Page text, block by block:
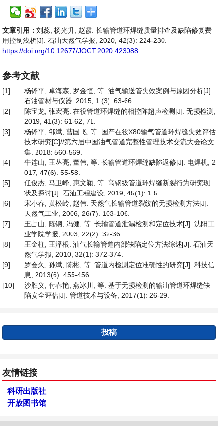
文章引用： 刘蕊, 杨光升, 赵霞. 长输管道环焊缝质量排查及缺陷修复费
用控制浅析[J]. 石油天然气学报, 2020, 42(3): 224-230.
https://doi.org/10.12677/JOGT.2020.423088
参考文献
[1]
杨锋平, 卓海森, 罗金恒, 等. 油气输送管失效案例与原因分析[J].
石油管材与仪器, 2015, 1 (3): 63-66.
[2]
陈宝龙, 张宏亮. 在役管道环焊缝的相控阵超声检测[J]. 无损检测,
2019, 41(3): 61-62, 71.
[3]
杨锋平, 邹斌, 曹国飞, 等. 国产在役X80输气管道环焊缝失效评估
技术研究[C]//第六届中国油气管道完整性管理技术交流大会论文
集. 2018: 560-569.
[4]
牛连山, 王丛亮, 董伟, 等. 长输管道环焊缝缺陷返修[J]. 电焊机, 2
017, 47(6): 55-58.
[5]
任俊杰, 马卫峰, 惠文颖, 等. 高钢级管道环焊缝断裂行为研究现
状及探讨[J]. 石油工程建设, 2019, 45(1): 1-5.
[6]
宋小春, 黄松岭, 赵伟. 天然气长输管道裂纹的无损检测方法[J].
天然气工业, 2006, 26(7): 103-106.
[7]
王占山, 陈钢, 冯健, 等. 长输管道泄漏检测和定位技术[J]. 沈阳工
业学院学报, 2003, 22(2): 32-36.
[8]
王金柱, 王泽根. 油气长输管道内部缺陷定位方法综述[J]. 石油天
然气学报, 2010, 32(1): 372-374.
[9]
罗会久, 孙斌, 陈彬, 等. 管道内检测定位准确性的研究[J]. 科技信
息, 2013(6): 455-456.
[10]
沙胜义, 付春艳, 燕冰川, 等. 基于无损检测的输油管道环焊缝缺
陷安全评估[J]. 管道技术与设备, 2017(1): 26-29.
投稿
友情链接
科研出版社
开放图书馆